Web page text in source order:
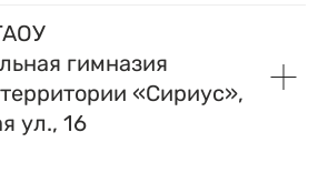
гимназия
«Сириус»,
ул., 16